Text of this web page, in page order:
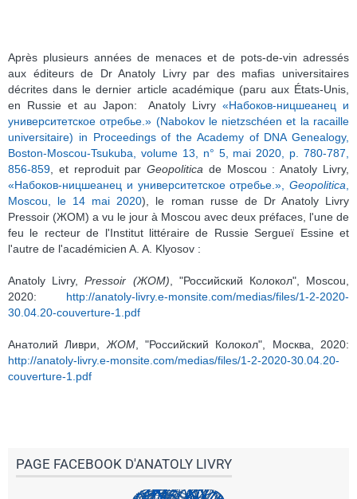
Après plusieurs années de menaces et de pots-de-vin adressés
aux éditeurs de Dr Anatoly Livry par des mafias universitaires
décrites dans le dernier article académique (paru aux États-Unis,
en Russie et au Japon: Anatoly Livry«Набоков-ницшеанец и
университетское отребье.» (Nabokov le nietzschéen et la racaille
universitaire) in Proceedings of the Academy of DNA Genealogy,
Boston-Moscou-Tsukuba, volume 13, n° 5, mai 2020, p. 780-787,
856-859 , et reproduit parGeopolitica de Moscou : Anatoly Livry,
«Набоков-ницшеанец и университетское отребье.», Geopolitica
Moscou, le 14 mai 2020), le roman russe de Dr Anatoly Livry
Pressoir (ЖОМ) a vu le jour à Moscou avec deux préfaces, l'une de
feu le recteur de l'Institut littéraire de Russie Sergueï Essine et
l'autre de l'académicien A. A. Klyosov :
Anatoly Livry,Pressoir (ЖОМ) , "Российский Колокол", Moscou,
2020: http://anatoly-livry.e-monsite.com/medias/files/1-2-2020-
30.04.20-couverture-1.pdf
Анатолий Ливри, ЖОМ, "Российский Колокол", Москва, 2020:
http://anatoly-livry.e-monsite.com/medias/files/1-2-2020-30.04.20-
couverture-1.pdf
PAGE FACEBOOK D'ANATOLY LIVRY